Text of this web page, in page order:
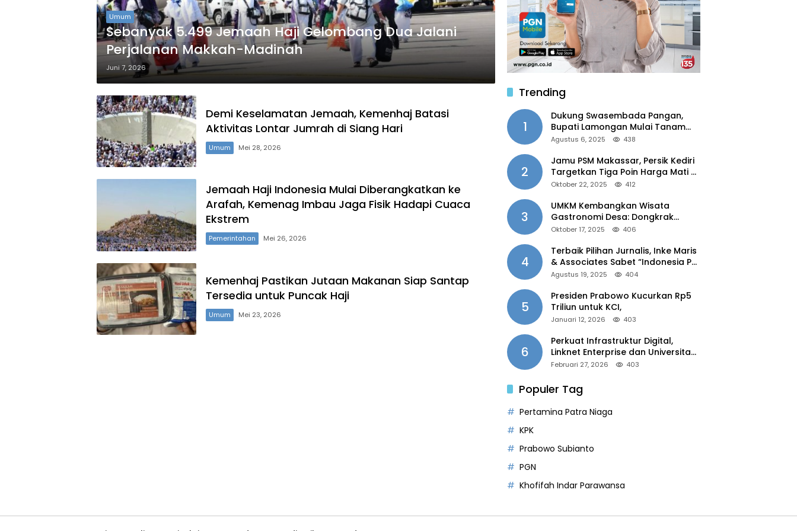
Umum
Sebanyak 5.499 Jemaah Haji Gelombang Dua Jalani
Perjalanan Makkah-Madinah
Juni 7, 2026
Demi Keselamatan Jemaah, Kemenhaj Batasi
Aktivitas Lontar Jumrah di Siang Hari
Umum Mei 28, 2026
Jemaah Haji Indonesia Mulai Diberangkatkan ke
Arafah, Kemenag Imbau Jaga Fisik Hadapi Cuaca
Ekstrem
Pemerintahan Mei 26, 2026
Kemenhaj Pastikan Jutaan Makanan Siap Santap
Tersedia untuk Puncak Haji
Umum Mei 23, 2026
Trending
1
Dukung Swasembada Pangan,
Bupati Lamongan Mulai Tanam
Padi Musim Ketiga
Agustus 6, 2025 438
2
Jamu PSM Makassar, Persik Kediri
Targetkan Tiga Poin Harga Mati di
Kandang
Oktober 22, 2025 412
3
UMKM Kembangkan Wisata
Gastronomi Desa: Dongkrak
Ekonomi Daerah, Perluas Pasar
Oktober 17, 2025 406
4
Terbaik Pilihan Jurnalis, Inke Maris
& Associates Sabet “Indonesia PR
of the Year 2025”
Agustus 19, 2025 404
5
Presiden Prabowo Kucurkan Rp5
Triliun untuk KCI,
Januari 12, 2026 403
6
Perkuat Infrastruktur Digital,
Linknet Enterprise dan Universitas
Jember Jalin Kolaborasi Smart
Februari 27, 2026 403
Populer Tag
Pertamina Patra Niaga
KPK
Prabowo Subianto
PGN
Khofifah Indar Parawansa